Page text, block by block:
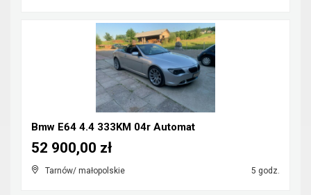
Bmw E64 4.4 333KM 04r Automat
Tarnów/ małopolskie 5 godz.
52 900,00 zł